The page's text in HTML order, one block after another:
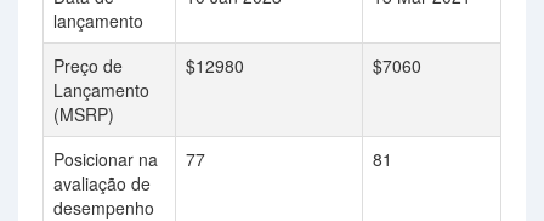
lançamento
Preço de
Lançamento
(MSRP)
$12980 $7060
Posicionar na
avaliação de
desempenho
77 81